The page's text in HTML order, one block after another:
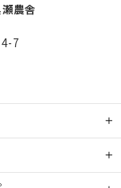
農舎
7